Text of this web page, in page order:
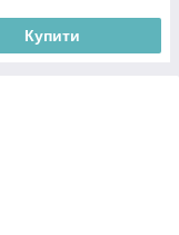
Купити